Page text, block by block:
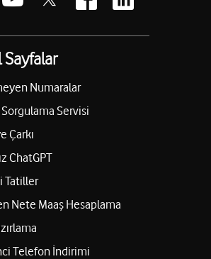
Sayfalar
Numaralar
Sorgulama Servisi
Çarkı
ChatGPT
Tatiller
Nete Maaş Hesaplama
Telefon İndirimi